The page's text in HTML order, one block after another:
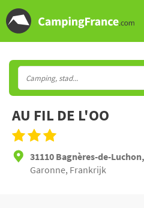
AU FIL DE L'OO
31110 Bagnères-de-Luchon,
Garonne, Frankrijk